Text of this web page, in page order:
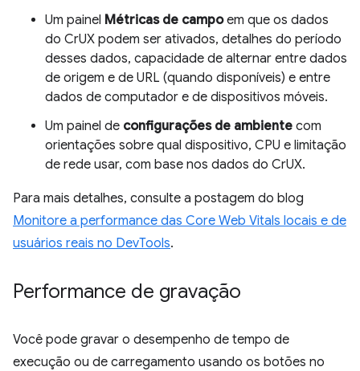
Um painel Métricas de campoem que os dados
do CrUX podem ser ativados, detalhes do período
desses dados, capacidade de alternar entre dados
de origem e de URL (quando disponíveis) e entre
dados de computador e de dispositivos móveis.
Um painel de configurações de ambiente com
orientações sobre qual dispositivo, CPU e limitação
de rede usar, com base nos dados do CrUX.
Para mais detalhes, consulte a postagem do blog
Monitore a performance das Core Web Vitals locais e de
usuários reais no DevTools.
Performance de gravação
Você pode gravar o desempenho de tempo de
execução ou de carregamento usando os botões no